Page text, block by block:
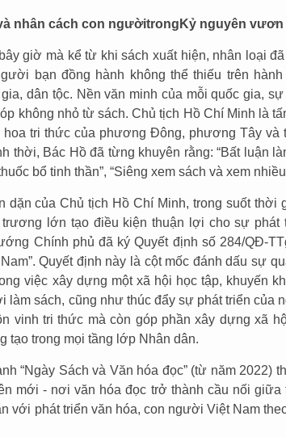
nhân cách con ngườitrong Kỷ nguyên
giờ mà kể từ khi sách xuất hiện, nhân loại
bạn đồng hành không thể thiếu trên
dân tộc. Nền văn minh của mỗi quốc gia,
không nhỏ từ sách. Chủ tịch Hồ Chí Minh là
hoa tri thức của phương Đông, phương Tây và
thời, Bác Hồ đã từng khuyên rằng: “Bất luận
bổ tinh thần”, “Siêng xem sách và xem
dặn của Chủ tịch Hồ Chí Minh, trong suốt thời
lớn tạo điều kiện thuận lợi cho sự phát
Chính phủ đã ký Quyết định số 284/QĐ-
Quyết định này là cột mốc đánh dấu sự
việc xây dựng một xã hội học tập, khuyến
làm sách, cũng như thúc đẩy sự phát triển của
vinh tri thức mà còn góp phần xây dựng xã
tạo trong mọi tầng lớp Nhân dân.
“Ngày Sách và Văn hóa đọc” (từ năm 2022)
mới - nơi văn hóa đọc trở thành cầu nối giữa
với phát triển văn hóa, con người Việt Nam